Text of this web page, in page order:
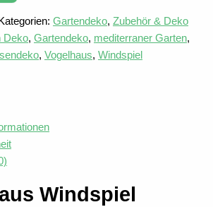
Kategorien: Gartendeko, Zubehör & Deko
Deko, Gartendeko, mediterraner Garten,
, Vogelhaus, Windspiel
Windspiel